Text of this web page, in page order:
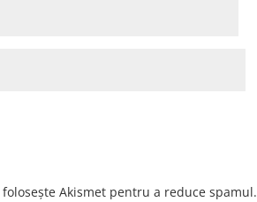
folosește Akismet pentru a reduce